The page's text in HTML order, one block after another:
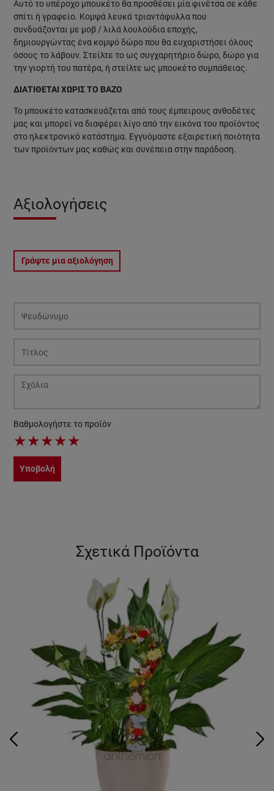
Αυτό το υπέροχο μπουκέτο θα προσθέσει μία φινέτσα σε κάθε
σπίτι ή γραφείο. Κομψά λευκά τριαντάφυλλα που
συνδυάζονται με μοβ / λιλά λουλούδια εποχής,
δημιουργώντας ένα κομψό δώρο που θα ευχαριστήσει όλους
όσους το λάβουν. Στείλτε το ως συγχαρητήριο δώρο, δώρο για
την γιορτή του πατέρα, ή στείλτε ως μπουκέτο συμπάθειας.
ΔΙΑΤΙΘΕΤΑΙ ΧΩΡΙΣ ΤΟ ΒΑΖΟ
Το μπουκέτο κατασκευάζεται από τους έμπειρους ανθοδέτες
μας και μπορεί να διαφέρει λίγο από την εικόνα του προϊόντος
στο ηλεκτρονικό κατάστημα. Εγγυόμαστε εξαιρετική ποιότητα
των προϊόντων μας καθώς και συνέπεια στην παράδοση.
Αξιολογήσεις
Γράψτε μια αξιολόγηση
Βαθμολογήστε το προϊόν
★★★★★
Υποβολή
Σχετικά Προϊόντα